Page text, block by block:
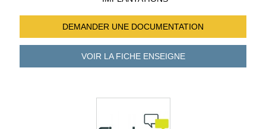
DEMANDER UNE DOCUMENTATION
VOIR LA FICHEENSEIGNE